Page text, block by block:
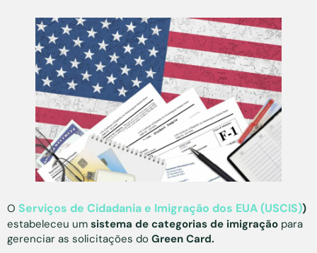
O Serviços de Cidadania e Imigração dos EUA (USCIS))
estabeleceu um sistema de categorias de imigração para
gerenciar as solicitações do Green Card.